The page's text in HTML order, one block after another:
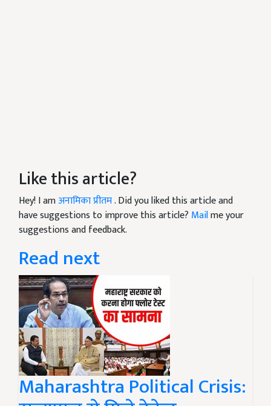
Like this article?
Hey! I amअनामिका प्रीतम. Did you liked this article and
have suggestions to improve this article? Mailme your
suggestions and feedback.
Read next
Maharashtra Political Crisis: